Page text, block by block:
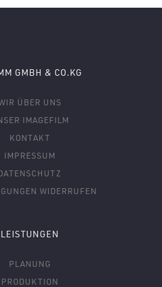
GMBH & CO.KG
ÜBER UNS
IMAGEFILM
KONTAKT
IMPRESSUM
WIDERRUFEN
LEISTUNGEN
PLANUNG
PRODUKTION